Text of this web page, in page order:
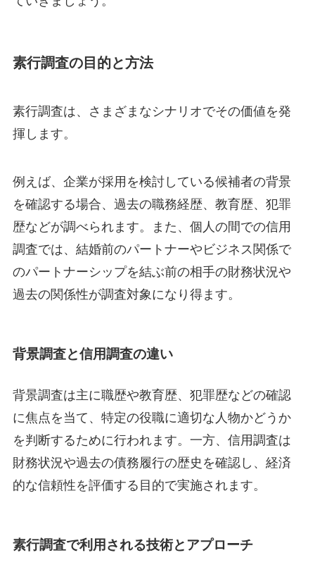
素行調査の目的と方法
素行調査は、さまざまなシナリオでその価値を発
揮します。
例えば、企業が採用を検討している候補者の背景
を確認する場合、過去の職務経歴、教育歴、犯罪
歴などが調べられます。また、個人の間での信用
調査では、結婚前のパートナーやビジネス関係で
のパートナーシップを結ぶ前の相手の財務状況や
過去の関係性が調査対象になり得ます。
背景調査と信用調査の違い
背景調査は主に職歴や教育歴、犯罪歴などの確認
に焦点を当て、特定の役職に適切な人物かどうか
を判断するために行われます。一方、信用調査は
財務状況や過去の債務履行の歴史を確認し、経済
的な信頼性を評価する目的で実施されます。
素行調査で利用される技術とアプローチ